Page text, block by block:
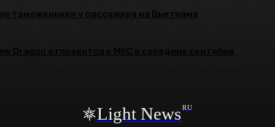
таможенники у пассажира из Вьетнама
Dragon отправится к МКС в середине сентября
Light NewsRU